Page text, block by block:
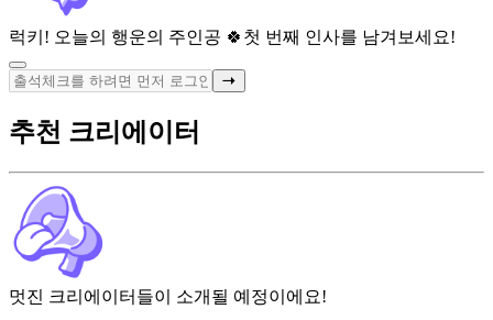
럭키! 오늘의 행운의 주인공 🍀 첫 번째 인사를 남겨보세요!
추천 크리에이터
멋진 크리에이터들이 소개될 예정이에요!